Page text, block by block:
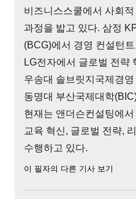
비즈니스스쿨에서 사회
과정을 밟고 있다. 삼정
(BCG)에서 경영 컨설턴
LG전자에서 글로벌 전략
우송대 솔브릿지국제경
동명대 부산국제대학
현재는 앤더슨컨설팅에
교육 혁신, 글로벌 전략,
수행하고 있다.
이 필자의 다른 기사 보기